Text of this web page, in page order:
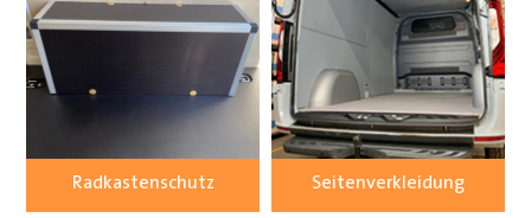
Radkastenschutz Seitenverkleidung